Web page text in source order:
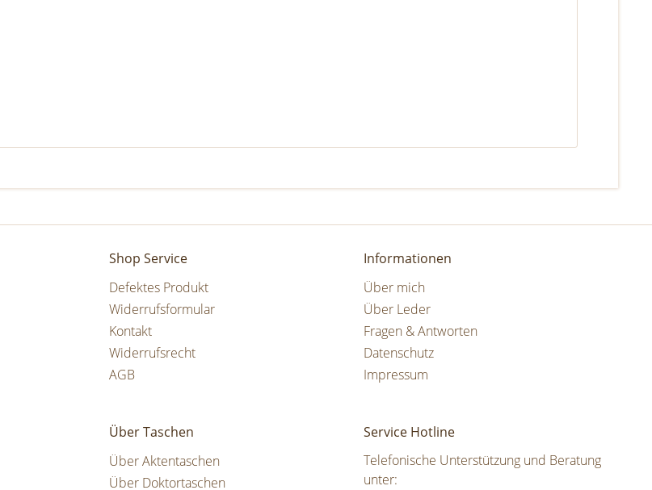
Shop Service
Defektes Produkt
Widerrufsformular
Kontakt
Widerrufsrecht
AGB
Informationen
Über mich
Über Leder
Fragen & Antworten
Datenschutz
Impressum
Über Taschen
Über Aktentaschen
Über Doktortaschen
Service Hotline
Telefonische Unterstützung und Beratung
unter: